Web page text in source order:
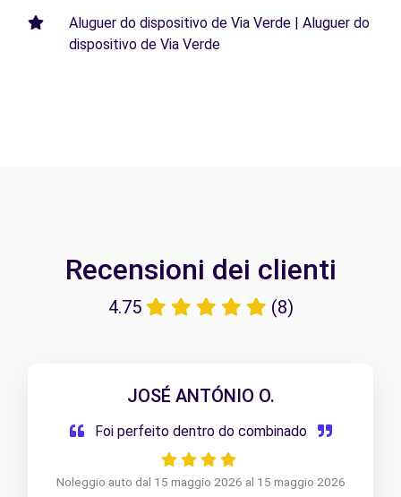
Aluguer do dispositivo de Via Verde | Aluguer do
dispositivo de Via Verde
Recensioni dei clienti
4.75 (8)
JOSÉ ANTÓNIO O.
Foi perfeito dentro do combinado
Noleggio auto dal 15 maggio 2026 al 15 maggio 2026